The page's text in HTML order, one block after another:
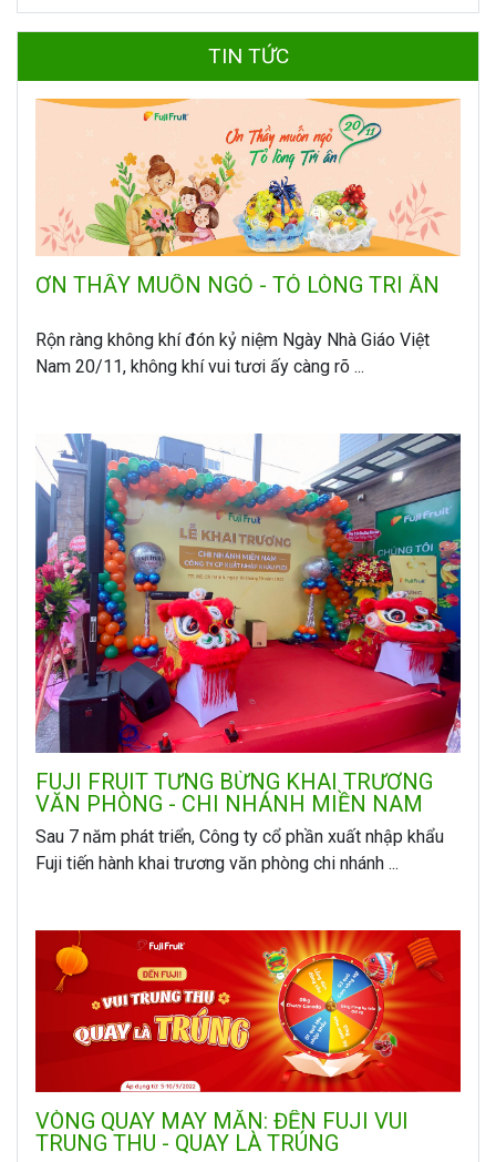
TIN TỨC
ƠN THẦY MUỐN NGỎ - TỎ LÒNG TRI ÂN
Rộn ràng không khí đón kỷ niệm Ngày Nhà Giáo Việt
Nam 20/11, không khí vui tươi ấy càng rõ ...
FUJI FRUIT TƯNG BỪNG KHAI TRƯƠNG
VĂN PHÒNG - CHI NHÁNH MIỀN NAM
Sau 7 năm phát triển, Công ty cổ phần xuất nhập khẩu
Fuji tiến hành khai trương văn phòng chi nhánh ...
VÒNG QUAY MAY MẮN: ĐẾN FUJI VUI
TRUNG THU - QUAY LÀ TRÚNG